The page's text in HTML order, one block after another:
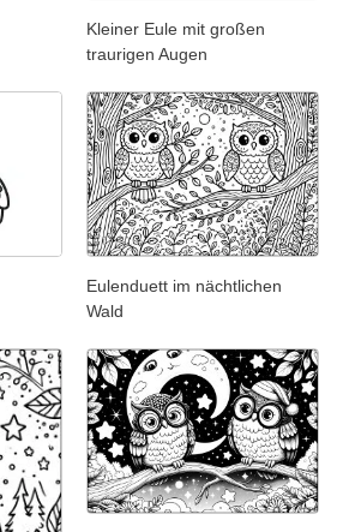
Kleiner Eule mit großen
traurigen Augen
Eulenduett im nächtlichen
Wald